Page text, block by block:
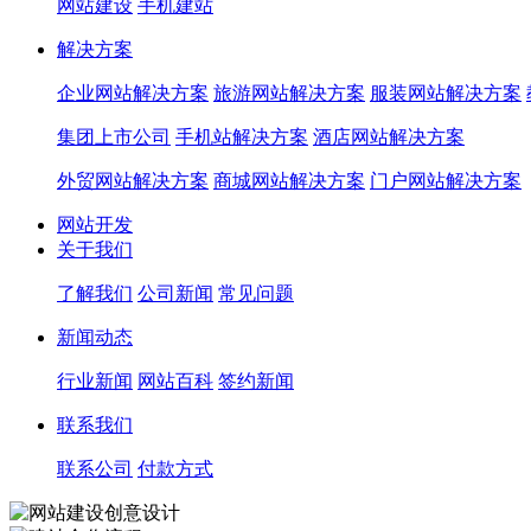
网站建设 手机建站
解决方案
企业网站解决方案 旅游网站解决方案 服装网站解决方案
集团上市公司 手机站解决方案 酒店网站解决方案
外贸网站解决方案 商城网站解决方案 门户网站解决方案
网站开发
关于我们
了解我们 公司新闻 常见问题
新闻动态
行业新闻 网站百科 签约新闻
联系我们
联系公司 付款方式